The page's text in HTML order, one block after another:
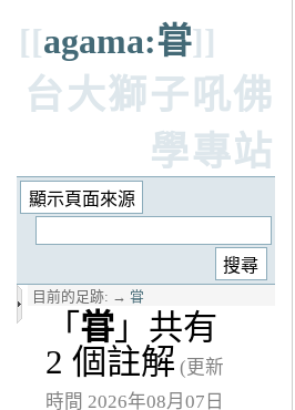
[[agama:甞]]
台大獅子吼佛
學專站
目前的足跡: → 甞
「 甞 」共有
2 個註解 (更新
時間 2026年08月07日